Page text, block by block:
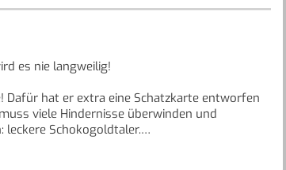
es nie langweilig!
Dafür hat er extra eine Schatzkarte entworfen
viele Hindernisse überwinden und
leckere Schokogoldtaler.